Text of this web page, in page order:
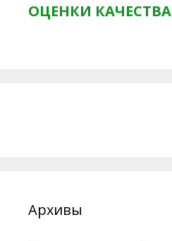
ОЦЕНКИ КАЧЕСТВА
Архивы